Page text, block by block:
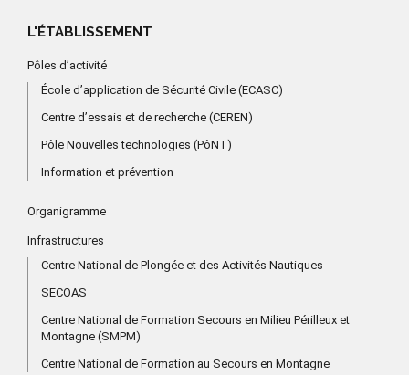
L'ÉTABLISSEMENT
Pôles d’activité
École d’application de Sécurité Civile (ECASC)
Centre d’essais et de recherche (CEREN)
Pôle Nouvelles technologies (PôNT)
Information et prévention
Organigramme
Infrastructures
Centre National de Plongée et des Activités Nautiques
SECOAS
Centre National de Formation Secours en Milieu Périlleux et
Montagne (SMPM)
Centre National de Formation au Secours en Montagne